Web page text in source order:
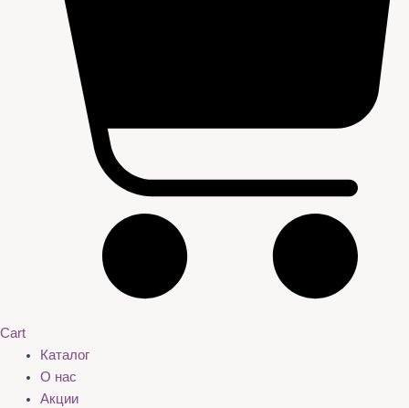
Cart
Каталог
О нас
Акции